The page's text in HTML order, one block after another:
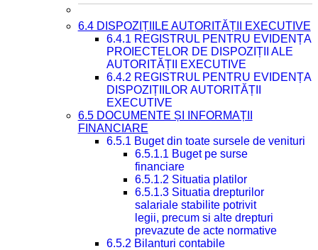
6.4 DISPOZIȚIILE AUTORITĂȚII EXECUTIVE
6.4.1 REGISTRUL PENTRU EVIDENȚA
PROIECTELOR DE DISPOZIȚII ALE
AUTORITĂȚII EXECUTIVE
6.4.2 REGISTRUL PENTRU EVIDENȚA
DISPOZIȚIILOR AUTORITĂȚII
EXECUTIVE
6.5 DOCUMENTE ȘI INFORMAȚII
FINANCIARE
6.5.1 Buget din toate sursele de venituri
6.5.1.1 Buget pe surse
financiare
6.5.1.2 Situatia platilor
6.5.1.3 Situatia drepturilor
salariale stabilite potrivit
legii, precum si alte drepturi
prevazute de acte normative
6.5.2 Bilanturi contabile